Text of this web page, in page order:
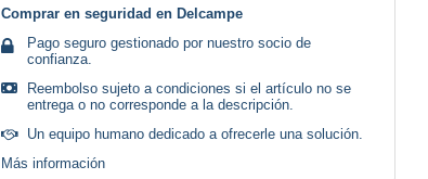
Comprar en seguridad en Delcampe
Pago seguro gestionado por nuestro socio de
confianza.
Reembolso sujeto a condiciones si el artículo no se
entrega o no corresponde a la descripción.
Un equipo humano dedicado a ofrecerle una solución.
Más información